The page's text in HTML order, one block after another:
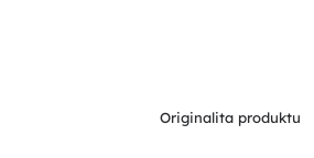
Originalita produktu